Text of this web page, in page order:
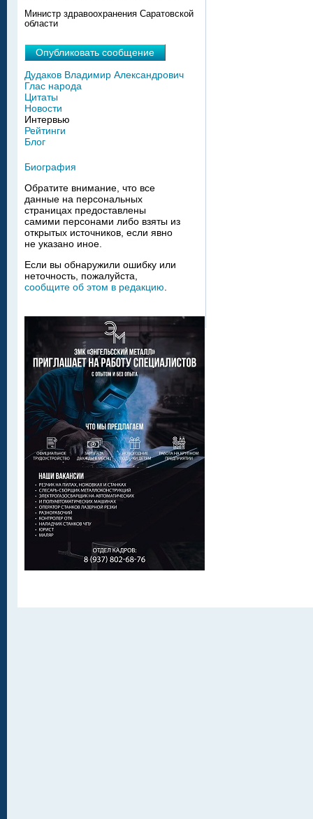
Министр здравоохранения Саратовской
области
Опубликовать сообщение
Дудаков Владимир Александрович
Глас народа
Цитаты
Новости
Интервью
Рейтинги
Блог
Биография
Обратите внимание, что все
данные на персональных
страницах предоставлены
самими персонами либо взяты из
открытых источников, если явно
не указано иное.
Если вы обнаружили ошибку или
неточность, пожалуйста,
сообщите об этом в редакцию